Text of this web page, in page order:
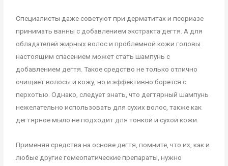
Специалисты даже советуют при дерматитах и псориазе
принимать ванны с добавлением экстракта дегтя. А для
обладателей жирных волос и проблемной кожи головы
настоящим спасением может стать шампунь с
добавлением дегтя. Такое средство не только отлично
очищает волосы и кожу, но и эффективно борется с
перхотью. Однако, следует знать, что дегтярный шампунь
нежелательно использовать для сухих волос, также как
дегтярное мыло не подходит для тонкой и сухой кожи.
Применяя средства на основе дегтя, помните, что их, как и
любые другие гомеопатические препараты, нужно